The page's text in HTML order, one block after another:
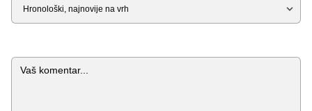
Komentar